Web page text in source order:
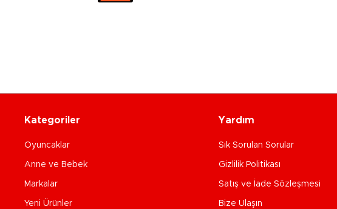
Kategoriler
Oyuncaklar
Anne ve Bebek
Markalar
Yeni Ürünler
Yardım
Sık Sorulan Sorular
Gizlilik Politikası
Satış ve İade Sözleşmesi
Bize Ulaşın